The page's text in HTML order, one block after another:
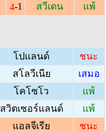
4-1 สวีเดน แพ้
โปแลนด์
ชนะ
สโลวีเนีย
เสมอ
โคโซโว
แพ้
สวิตเซอร์แลนด์
แพ้
แอลจีเรีย ชนะ